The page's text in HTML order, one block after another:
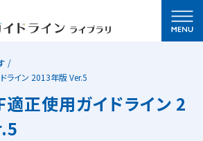
ライン 2013年版 Ver.5
適正使用ガイドライン 2